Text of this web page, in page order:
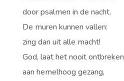
door psalmen in de nacht.
De muren kunnen vallen:
zing dan uit alle macht!
God, laat het nooit ontbreken
aan hemelhoog gezang,